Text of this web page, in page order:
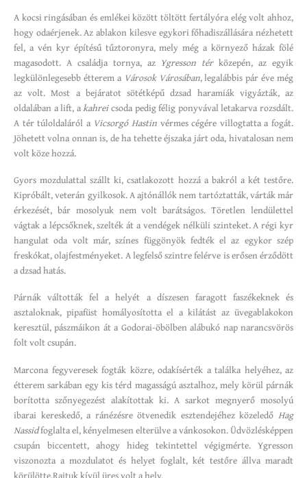
A kocsi ringásában és emlékei között töltött fertályóra elég volt ahhoz,
hogy odaérjenek. Az ablakon kilesve egykori főhadiszállására nézhetett
fel, a vén kyr építésű tűztoronyra, mely még a környező házak fölé
magasodott. A családja tornya, az Ygresson térközepén, az egyik
legkülönlegesebb étterem a Városok Városában, legalábbis pár éve még
az volt. Most a bejáratot sötétképű dzsad haramiák vigyázták, az
oldalában a lift, akahreicsoda pedig félig ponyvával letakarva rozsdált.
A tér túloldaláról a Vicsorgó Hastin vérmes cégére villogtatta a fogát.
Jöhetett volna onnan is, de ha tehette éjszaka járt oda, hivatalosan nem
volt köze hozzá.
Gyors mozdulattal szállt ki, csatlakozott hozzá a bakról a két testőre.
Kipróbált, veterán gyilkosok. A ajtónállók nem tartóztatták, várták már
érkezését, bár mosolyuk nem volt barátságos. Töretlen lendülettel
vágtak a lépcsőknek, szelték át a vendégek nélküli szinteket. A régi kyr
hangulat oda volt már, színes függönyök fedték el az egykor szép
freskókat, olajfestményeket. A legfelső szintre felérve is erősen érződött
a dzsad hatás.
Párnák váltották fel a helyét a díszesen faragott faszékeknek és
asztaloknak, pipafüst homályosította el a kilátást az üvegablakokon
keresztül, pászmáikon át a Godorai-öbölben alábukó nap narancsvörös
folt volt csupán.
Marcona fegyveresek fogták közre, odakísérték a találka helyéhez, az
étterem sarkában egy kis térd magasságú asztalhoz, mely körül párnák
borította szőnyegezést alakítottak ki. A sarkot megnyerő mosolyú
ibarai kereskedő, a ránézésre ötvenedik esztendejéhez közeledő Hag
Nassidfoglalta el, kényelmesen elterülve a vánkosokon. Üdvözlésképpen
csupán biccentett, ahogy hideg tekintettel végigmérte. Ygresson
viszonozta a mozdulatot és helyet foglalt, két testőre állva maradt
körülötte.Rajtuk kívül üres volt a hely.